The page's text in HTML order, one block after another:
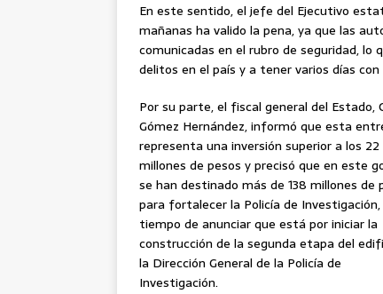
En este sentido, el jefe del Ejecutivo
mañanas ha valido la pena, ya que las
comunicadas en el rubro de seguridad, lo
delitos en el país y a tener varios días con
Por su parte, el fiscal general del Estado,
Gómez Hernández, informó que esta
representa una inversión superior a los 22
millones de pesos y precisó que en este
se han destinado más de 138 millones de
para fortalecer la Policía de Investigación,
tiempo de anunciar que está por iniciar la
construcción de la segunda etapa del
la Dirección General de la Policía de
Investigación.